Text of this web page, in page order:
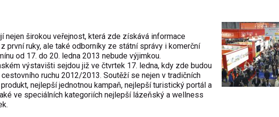
nejen širokou veřejnost, která zde získává informace
první ruky, ale také odborníky ze státní správy i komerční
od 17. do 20. ledna 2013 nebude výjimkou.
výstavišti sejdou již ve čtvrtek 17. ledna, kdy zde budou
ruchu 2012/2013. Soutěží se nejen v tradičních
nejlepší jednotnou kampaň, nejlepší turistický portál a
ve speciálních kategoriích nejlepší lázeňský a wellness